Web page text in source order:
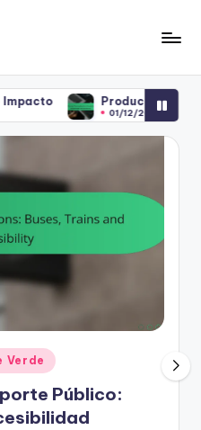
Productos de Limpieza
01/12/2025
Verde
Público: